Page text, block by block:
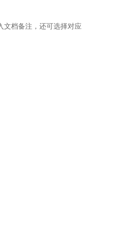
文档备注，还可选择对应